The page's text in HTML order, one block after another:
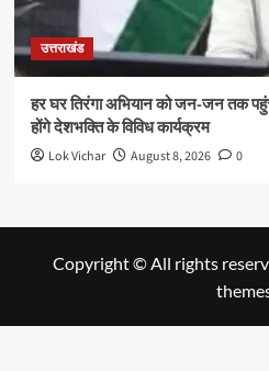
उत्तराखंड
हर घर तिरंगा अभियान को जन-जन तक
होंगे देशभक्ति के विविध कार्यक्रम
Lok Vichar August 8, 2026 0
Copyright © All rights